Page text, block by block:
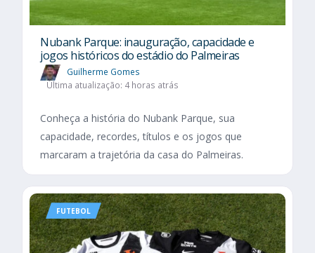
Nubank Parque: inauguração, capacidade e
jogos históricos do estádio do Palmeiras
Guilherme Gomes
Última atualização: 4 horas atrás
Conheça a história do Nubank Parque, sua
capacidade, recordes, títulos e os jogos que
marcaram a trajetória da casa do Palmeiras.
FUTEBOL